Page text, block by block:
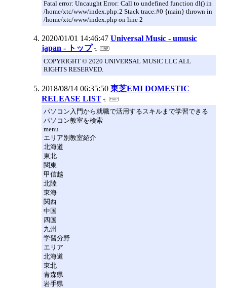
Fatal error: Uncaught Error: Call to undefined function dl() in
/home/xtc/www/index.php:2 Stack trace:#0 {main} thrown in
/home/xtc/www/index.php on line 2
2020/01/01 14:46:47 Universal Music - umusic
japan - トップ
COPYRIGHT © 2020 UNIVERSAL MUSIC LLC ALL
RIGHTS RESERVED.
2018/08/14 06:35:50 東芝EMI DOMESTIC
RELEASE LIST
パソコン入門から就職で活用するスキルまで学習できる
パソコン教室を検索
menu
エリア別教室紹介
北海道
東北
関東
甲信越
北陸
東海
関西
中国
四国
九州
学習分野
エリア
北海道
東北
青森県
岩手県